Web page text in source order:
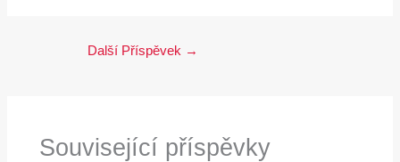
Další Příspěvek →
Související příspěvky